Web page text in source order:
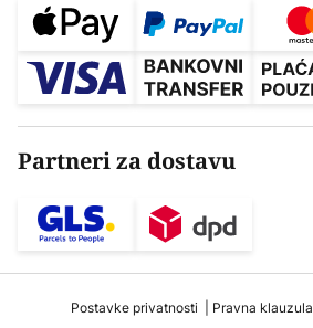
Partneri za dostavu
Postavke privatnosti Pravna klauzula